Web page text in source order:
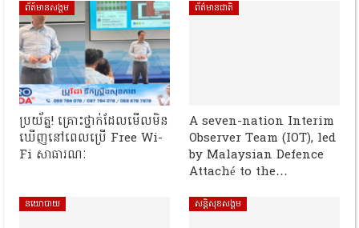
ព័ត៍មានសង្គម
ប្រយ័ត្ន! គ្រោះថ្នាក់ដែលមើលមិន
ឃើញនៅពេលប្រើ Free Wi-
Fi សាធារណៈ
ព័ត៌មានជាតិ
A seven-nation Interim
Observer Team (IOT), led
by Malaysian Defence
Attaché to the…
នយោបាយ សន្តិសុខសង្គម